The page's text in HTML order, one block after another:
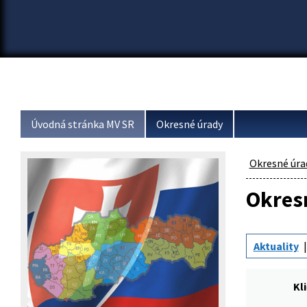
Úvodná stránka MV SR Okresné úrady
Okresné
Aktuality